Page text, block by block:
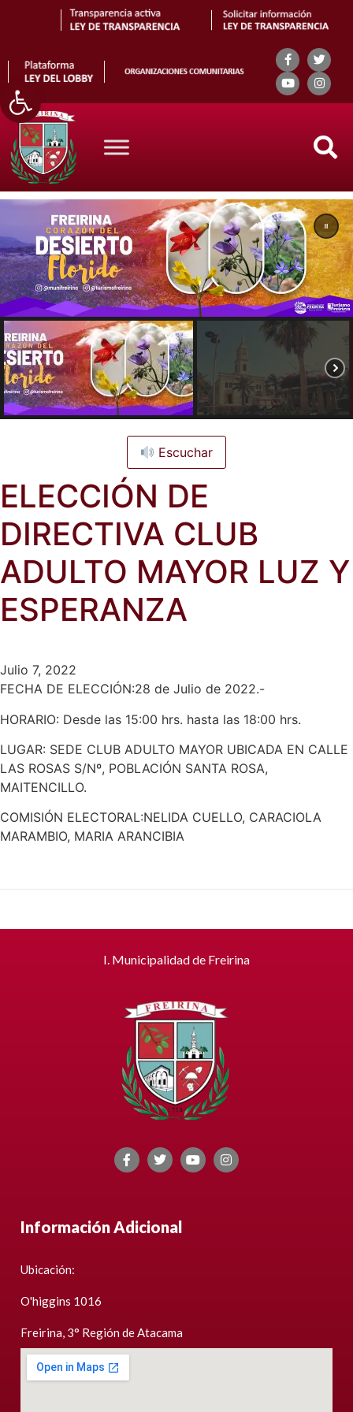
Abrir barra de herramientas
Search
Escuchar
ELECCIÓN DE
DIRECTIVA CLUB
ADULTO MAYOR LUZ Y
ESPERANZA
Julio 7, 2022
FECHA DE ELECCIÓN:28 de Julio de 2022.-
HORARIO: Desde las 15:00 hrs. hasta las 18:00 hrs.
LUGAR: SEDE CLUB ADULTO MAYOR UBICADA EN CALLE
LAS ROSAS S/Nº, POBLACIÓN SANTA ROSA,
MAITENCILLO.
COMISIÓN ELECTORAL:NELIDA CUELLO, CARACIOLA
MARAMBIO, MARIA ARANCIBIA
I. Municipalidad de Freirina
Información Adicional
Ubicación:
O'higgins 1016
Freirina, 3° Región de Atacama